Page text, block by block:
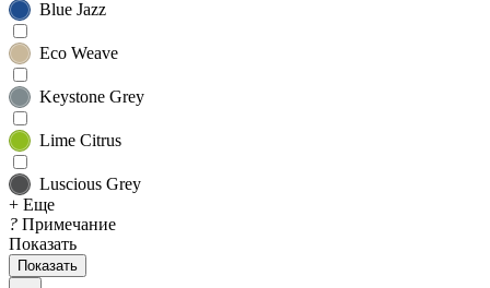
Blue Jazz
Eco Weave
Keystone Grey
Lime Citrus
Luscious Grey
+ Еще
? Примечание
Показать
Показать